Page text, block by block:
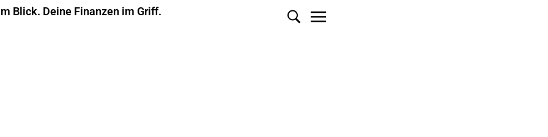
Blick. Deine Finanzen im Griff.